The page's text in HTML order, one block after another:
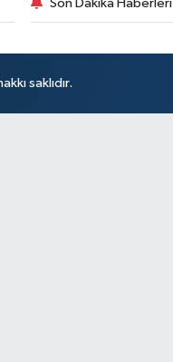
Son Dakika Haberleri
saklıdır.